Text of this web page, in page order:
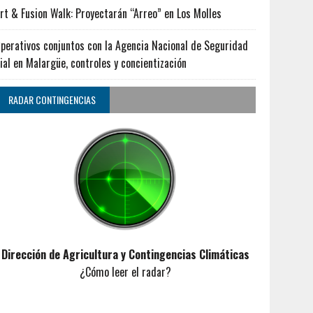
& Fusion Walk: Proyectarán “Arreo” en Los Molles
conjuntos con la Agencia Nacional de Seguridad
en Malargüe, controles y concientización
RADAR CONTINGENCIAS
Dirección de Agricultura y Contingencias Climáticas
¿Cómo leer el radar?